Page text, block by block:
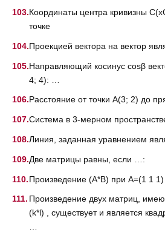
Координаты центра кривизны
точке
Проекцией вектора на вектор
Направляющий косинус cosβ
4; 4): …
Расстояние от точки A(3; 2) до
Система в 3-мерном
Линия, заданная уравнением
Две матрицы равны, если …:
Произведение (A*B) при A=(1 1
Произведение двух матриц,
(k*l) , существует и является
…